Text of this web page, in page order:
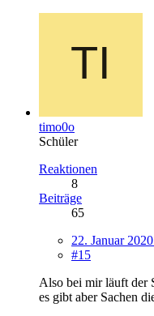
timo0o
Schüler
Reaktionen
8
Beiträge
65
22. Januar
#15
Also bei mir läuft der
es gibt aber Sachen